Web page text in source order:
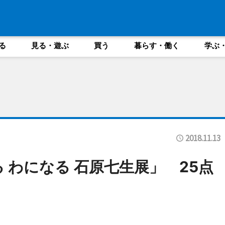
見る・遊ぶ 買う 暮らす・働く 学ぶ
2018.11.13
わになる 石原七生展」 25点